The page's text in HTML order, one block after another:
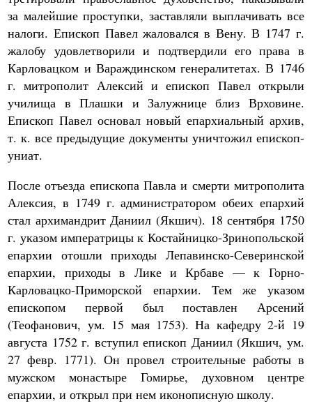
за малейшие проступки, заставляли выплачивать все
налоги. Епископ Павел жаловался в Вену. В 1747 г.
жалобу удовлетворили и подтвердили его права в
Карловацком и Вараждинском генералитетах. В 1746
г. митрополит Алексий и епископ Павел открыли
училища в Плашки и Залужнице близ Врховине.
Епископ Павел основал новый епархиальный архив,
т. к. все предыдущие документы уничтожил епископ-
униат.
После отъезда епископа Павла и смерти митрополита
Алексия, в 1749 г. администратором обеих епархий
стал архимандрит Даниил (Якшич). 18 сентября 1750
г. указом императрицы к Костайницко-Зринопольской
епархии отошли приходы Лепавинско-Северинской
епархии, приходы в Лике и Крбаве — к Горно-
Карловацко-Приморской епархии. Тем же указом
епископом первой был поставлен Арсений
(Теофанович, ум. 15 мая 1753). На кафедру 2-й 19
августа 1752 г. вступил епископ Даниил (Якшич, ум.
27 февр. 1771). Он провел строительные работы в
мужском монастыре Гомирье, духовном центре
епархии, и открыл при нем иконописную школу.